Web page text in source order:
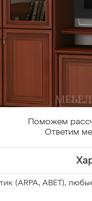
Поможем
Ответим
(ARPA, ABET),